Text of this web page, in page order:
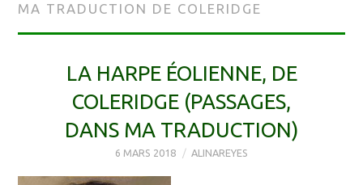
MA TRADUCTION DE COLERIDGE
LA HARPE ÉOLIENNE, DE
COLERIDGE (PASSAGES,
DANS MA TRADUCTION)
6 MARS 2018 ALINAREYES